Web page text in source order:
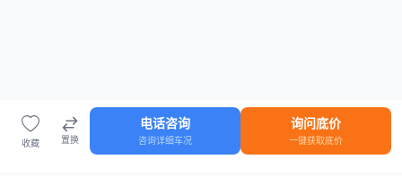
收藏 置换
电话咨询
咨询详细车况
询问底价
一键获取底价
车源 知识 登录